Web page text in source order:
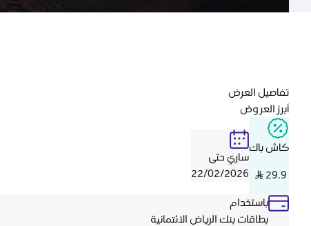
تفاصيل العرض
أبرز العروض
كاش باك
ساري حتى
22/02/2026
باستخدام
بطاقات بنك الرياض الائتمانية